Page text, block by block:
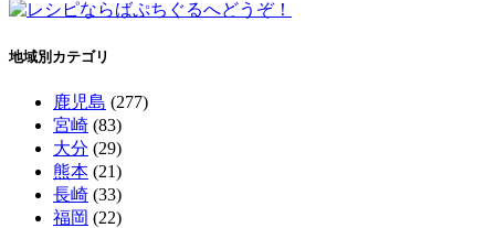
地域別カテゴリ
鹿児島 (277)
宮崎 (83)
大分 (29)
熊本 (21)
長崎 (33)
福岡 (22)